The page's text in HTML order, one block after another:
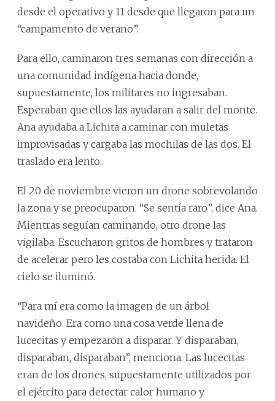
desde el operativo y 11 desde que llegaron para un
“campamento de verano”.
Para ello, caminaron tres semanas con dirección a
una comunidad indígena hacia donde,
supuestamente, los militares no ingresaban.
Esperaban que ellos las ayudaran a salir del monte.
Ana ayudaba a Lichita a caminar con muletas
improvisadas y cargaba las mochilas de las dos. El
traslado era lento.
El 20 de noviembre vieron un drone sobrevolando
la zona y se preocuparon. “Se sentía raro”, dice Ana.
Mientras seguían caminando, otro drone las
vigilaba. Escucharon gritos de hombres y trataron
de acelerar pero les costaba con Lichita herida. El
cielo se iluminó.
“Para mí era como la imagen de un árbol
navideño. Era como una cosa verde llena de
lucecitas y empezaron a disparar. Y disparaban,
disparaban, disparaban”, menciona. Las lucecitas
eran de los drones, supuestamente utilizados por
el ejército para detectar calor humano y